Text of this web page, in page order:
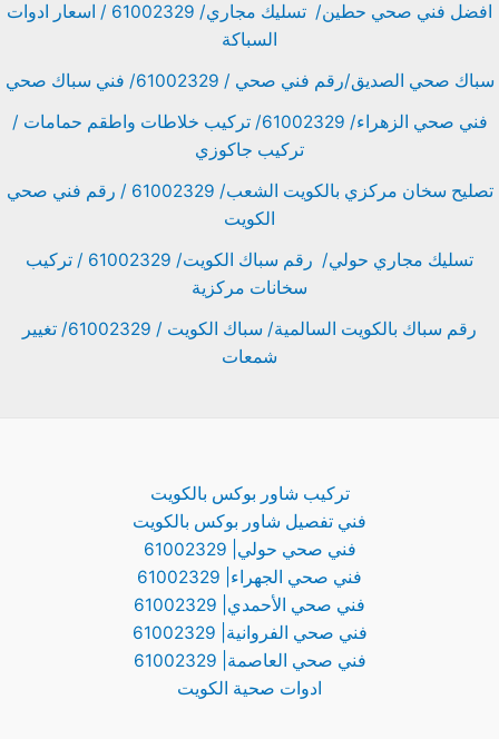
افضل فني صحي حطين/ تسليك مجاري/ 61002329 / اسعار ادوات
السباكة
سباك صحي الصديق/رقم فني صحي / 61002329/ فني سباك صحي
فني صحي الزهراء/ 61002329/ تركيب خلاطات واطقم حمامات /
تركيب جاكوزي
تصليح سخان مركزي بالكويت الشعب/ 61002329 / رقم فني صحي
الكويت
تسليك مجاري حولي/ رقم سباك الكويت/ 61002329 / تركيب
سخانات مركزية
رقم سباك بالكويت السالمية/ سباك الكويت / 61002329/ تغيير
شمعات
تركيب شاور بوكس بالكويت
فني تفصيل شاور بوكس بالكويت
فني صحي حولي| 61002329
فني صحي الجهراء| 61002329
فني صحي الأحمدي| 61002329
فني صحي الفروانية| 61002329
فني صحي العاصمة| 61002329
ادوات صحية الكويت